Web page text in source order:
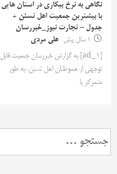
نگاهی به نرخ بیکاری در استان هایی
با بیشترین جمعیت اهل تسنن +
جدول – تجارت نیوز_خبررسان
1 سال پیش
علی مردی
[ad_1] به گزارش خبررسان جمعیت قابل
توجهی از هموطنان اهل تسنن، به طور
متمرکز یا
جستجو
برای: